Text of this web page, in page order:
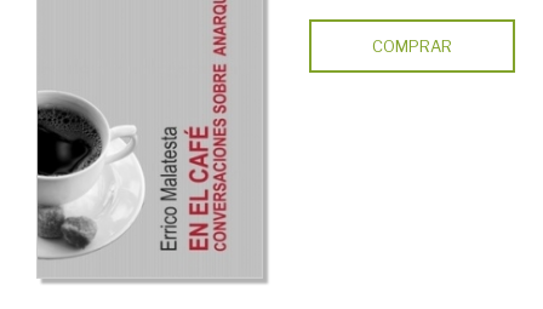
COMPRAR